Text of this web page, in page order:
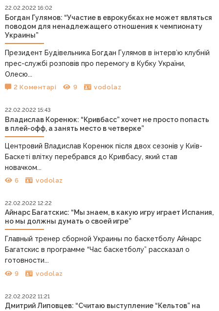
22.02.2022 16:02
Богдан Гулямов: “Участие в еврокубках не может являться
поводом для ненадлежащего отношения к чемпионату
Украины”
Президент Будівельника Богдан Гулямов в інтерв’ю клубній
прес-службі розповів про перемогу в Кубку України,
Олесю...
2 Коментарі 9 vodolaz
22.02.2022 15:43
Владислав Коренюк: “Кривбасс” хочет не просто попасть
в плей-офф, а занять место в четверке”
Центровий Владислав Коренюк після двох сезонів у Київ-
Баскеті влітку перебрався до Кривбасу, який став
новачком...
6 vodolaz
22.02.2022 12:22
Айнарс Багатскис: “Мы знаем, в какую игру играет Испания,
но мы должны думать о своей игре”
Главный тренер сборной Украины по баскетболу Айнарс
Багатскис в программе “Час баскетболу” рассказал о
готовности...
9 vodolaz
22.02.2022 11:21
Дмитрий Липовцев: “Считаю выступление “Кельтов” на